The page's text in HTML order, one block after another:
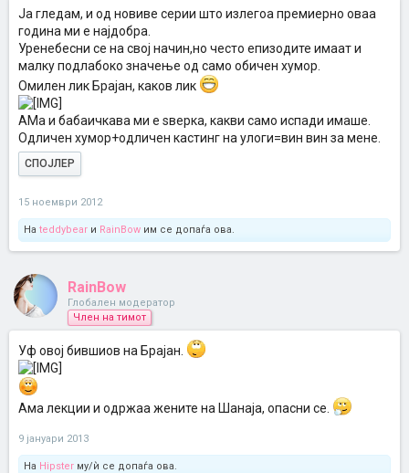
Ја гледам, и од новиве серии што излегоа премиерно оваа
година ми е најдобра.
Уренебесни се на свој начин,но често епизодите имаат и
малку подлабоко значење од само обичен хумор.
Омилен лик Брајан, каков лик
АМа и бабаичкава ми е ѕверка, какви само испади имаше.
Одличен хумор+одличен кастинг на улоги=вин вин за мене.
СПОЈЛЕР
15 ноември 2012
На teddybear и RainBow им се допаѓа ова.
RainBow
Глобален модератор
Член на тимот
Уф овој бившиов на Брајан.
Ама лекции и одржаа жените на Шанаја, опасни се.
9 јануари 2013
На Hipster му/ѝ се допаѓа ова.